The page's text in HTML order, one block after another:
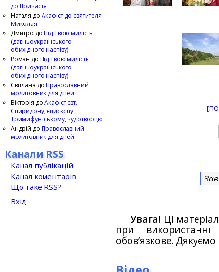
Увага! Ці
при
обов’язкове.
до Причастя
Наталя до Акафіст до святителя
Миколая
Дмитро до Під Твою милість
(давньоукраїнського
обихідного наспіву)
Роман до Під Твою милість
(давньоукраїнського
обихідного наспіву)
Світлана до Православний
молитовник для дітей
Вікторія до Акафіст свт.
Спиридону, єпископу
Тримифунтському, чудотворцю
Андрій до Православний
молитовник для дітей
Канали RSS
Канал публікацій
Канал коментарів
Що таке RSS?
Вхід